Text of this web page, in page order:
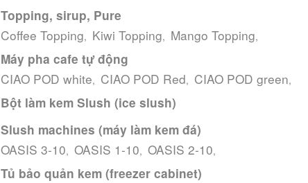
Topping, sirup, Pure
Coffee Topping, Kiwi Topping, Mango Topping,
Máy pha cafe tự động
CIAO POD white, CIAO POD Red, CIAO POD green,
Bột làm kem Slush (ice slush)
Slush machines (máy làm kem đá)
OASIS 3-10, OASIS 1-10, OASIS 2-10,
Tủ bảo quản kem (freezer cabinet)